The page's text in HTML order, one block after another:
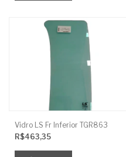
Vidro LS Fr Inferior TGR863
R$463,35